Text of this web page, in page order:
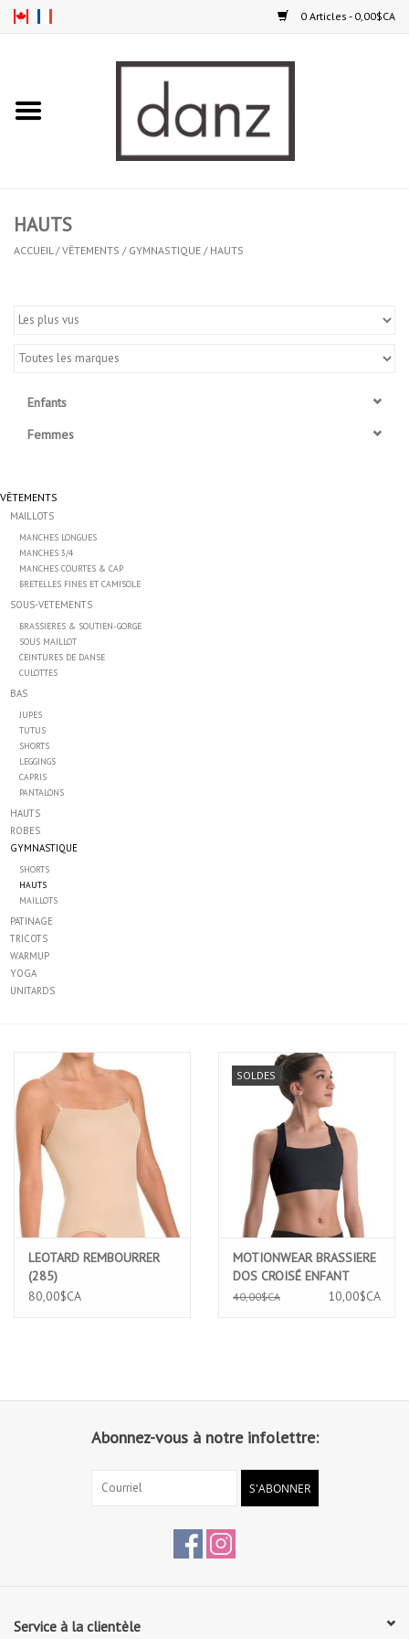
0 Articles - 0,00$CA
COLLANTS
ENFANTS
SPÉCIAUX- VENTE FINALE
PARTENARIAT
FAIT AU QUEBEC
Marques
HAUTS
ACCUEIL /VÊTEMENTS / GYMNASTIQUE / HAUTS
Enfants
Femmes
VÊTEMENTS
MAILLOTS
MANCHES LONGUES
MANCHES 3/4
MANCHES COURTES & CAP
BRETELLES FINES ET CAMISOLE
SOUS-VETEMENTS
BRASSIERES & SOUTIEN-GORGE
SOUS MAILLOT
CEINTURES DE DANSE
CULOTTES
BAS
JUPES
TUTUS
SHORTS
LEGGINGS
CAPRIS
PANTALONS
HAUTS
ROBES
GYMNASTIQUE
SHORTS
HAUTS
MAILLOTS
PATINAGE
TRICOTS
WARMUP
YOGA
UNITARDS
LEOTARD REMBOURRER
(285)
80,00$CA
SOLDES
MOTIONWEAR BRASSIERE
DOS CROISÉ ENFANT
(3034)
40,00$CA 10,00$CA
Abonnez-vous à notre infolettre:
S'ABONNER
Service à la clientèle